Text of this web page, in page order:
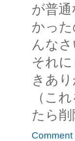
が普
かっ
んなさ
それ
きあ
（こ
たら